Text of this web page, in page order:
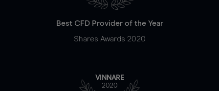
Best CFD Provider of the Year
Shares Awards 2020
VINNARE
2020